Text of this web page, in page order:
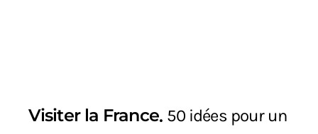
Visiter la France 50 idées pour un